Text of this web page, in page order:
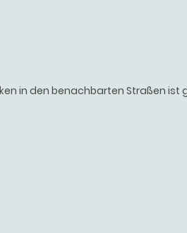
in den benachbarten Straßen ist